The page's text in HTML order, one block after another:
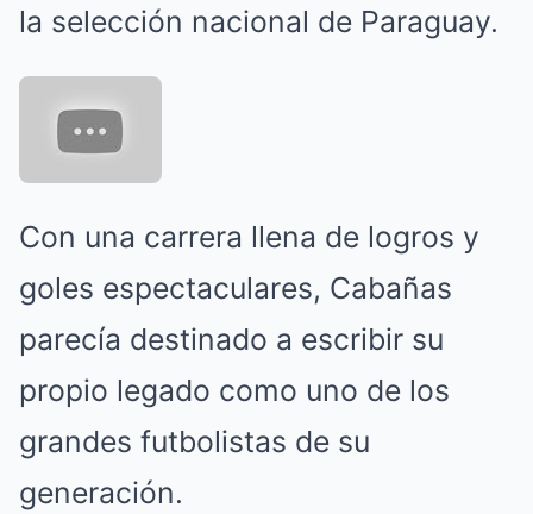
la selección nacional de Paraguay.
Con una carrera llena de logros y
goles espectaculares, Cabañas
parecía destinado a escribir su
propio legado como uno de los
grandes futbolistas de su
generación.